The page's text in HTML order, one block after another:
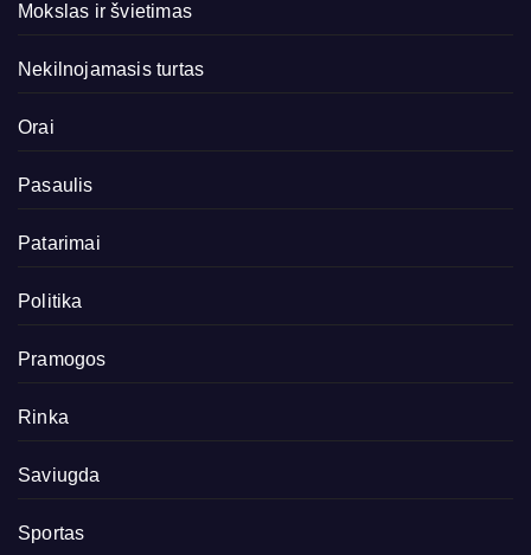
Mokslas ir švietimas
Nekilnojamasis turtas
Orai
Pasaulis
Patarimai
Politika
Pramogos
Rinka
Saviugda
Sportas